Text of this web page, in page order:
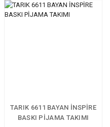
TARIK 6611 BAYAN İNSPİRE
BASKI PİJAMA TAKIMI